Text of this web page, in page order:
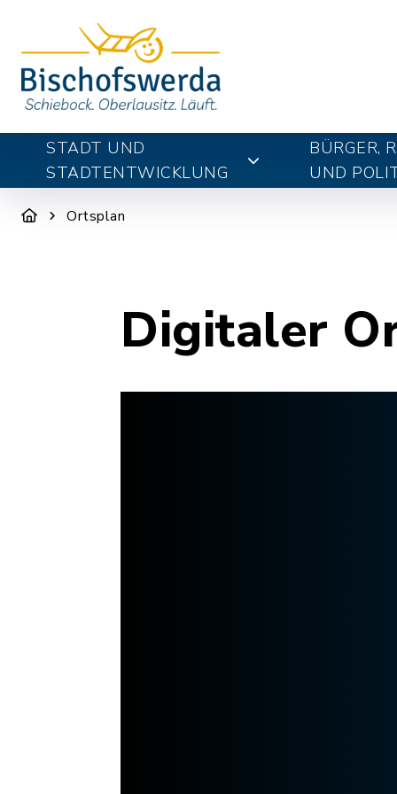
STADT UND
STADTENTWICKLUNG
BÜRGER,
UND
Ortsplan
Digitaler